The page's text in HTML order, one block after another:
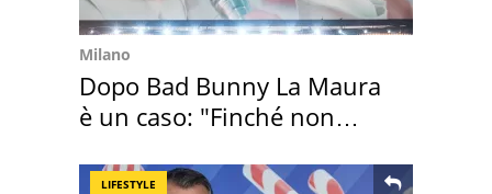
Milano
Dopo Bad Bunny La Maura
è un caso: "Finché non
LIFESTYLE